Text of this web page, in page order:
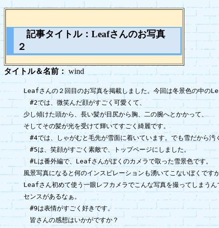
記事タイトル：Leafさんのお写真
２
タイトル＆名前： wind
Leafさんの２回目のお写真を掲載しました。今回は冬景色の中の
#2では、微笑んだ顔がすごく可愛くて、
少し傾けた頭から、長い髪が目尻から胸、二の腕へとかかって、
そしてその髪が光を受けて輝いてすごく綺麗です。
#4では、しゃがむと毛先が雪面に着いています。でも雪だから汚
#5は、笑顔がすごく素敵で、トップページにしました。
#Lは番外編で、Leafさんがぼくのカメラで取った雪景色です。
風景写真になると何のインスピレーションも湧いてこないぼくです
Leafさん初めて使う一眼レフカメラでこんな写真を撮ってしまうん
センスがあるなぁ。
#9は表情がすごく好きです。
皆さんの感想はいかがですか？